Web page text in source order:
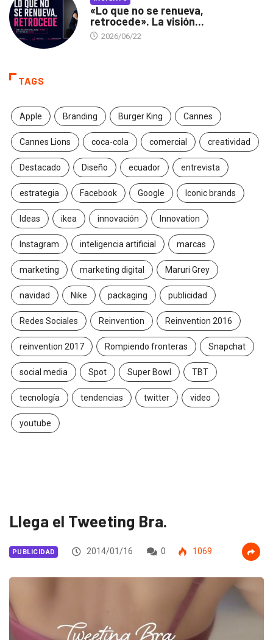
«Lo que no se renueva,
retrocede». La visión...
2026/06/22
TAGS
Apple Branding Burger King Cannes
Cannes Lions coca-cola comercial creatividad
Destacado Diseño ecuador entrevista
estrategia Facebook Google Iconic brands
Ideas ikea innovación Innovation
Instagram inteligencia artificial marcas
marketing marketing digital Maruri Grey
navidad Nike packaging publicidad
Redes Sociales Reinvention Reinvention 2016
reinvention 2017 Rompiendo fronteras Snapchat
social media Spot Super Bowl TBT
tecnología tendencias twitter video
youtube
Llega el Tweeting Bra.
PUBLICIDAD 2014/01/16 0 1069